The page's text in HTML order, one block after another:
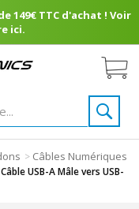
149€ TTC d'achat ! Voir
ici.
> Câbles Numériques
USB-A Mâle vers USB-